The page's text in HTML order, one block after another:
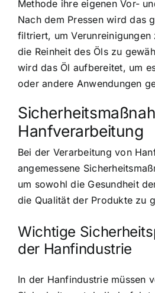
Methode ihre eigenen Vor-
Nach dem Pressen wird das
filtriert, um Verunreinigungen
die Reinheit des Öls zu
wird das Öl aufbereitet, um
oder andere Anwendungen
Hanfverarbeitung
Bei der Verarbeitung von
angemessene
um sowohl die Gesundheit
die Qualität der Produkte zu
Wichtige
der Hanfindustrie
In der Hanfindustrie müssen